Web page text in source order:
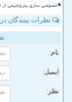
خصوصی سازی پتروشیمی از
نظرات بینندگان
نام:
ایمیل:
نظر: